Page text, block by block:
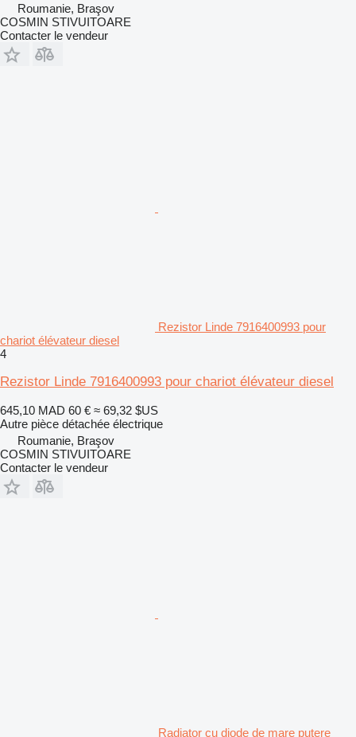
Roumanie, Braşov
COSMIN STIVUITOARE
Contacter le vendeur
Rezistor Linde 7916400993 pour
chariot élévateur diesel
4
Rezistor Linde 7916400993 pour chariot élévateur diesel
645,10 MAD 60 € ≈ 69,32 $US
Autre pièce détachée électrique
Roumanie, Braşov
COSMIN STIVUITOARE
Contacter le vendeur
Radiator cu diode de mare putere